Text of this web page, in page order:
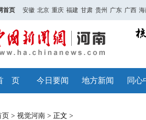
首页 安徽 北京 重庆 福建 甘肃 贵州 广东 广西
页 今日要闻 地方新闻 同心
页 > 视觉河南 > 正文 >